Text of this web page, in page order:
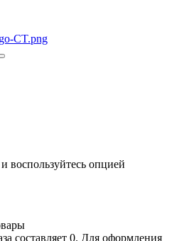
воспользуйтесь опцией
составляет 0. Для оформления